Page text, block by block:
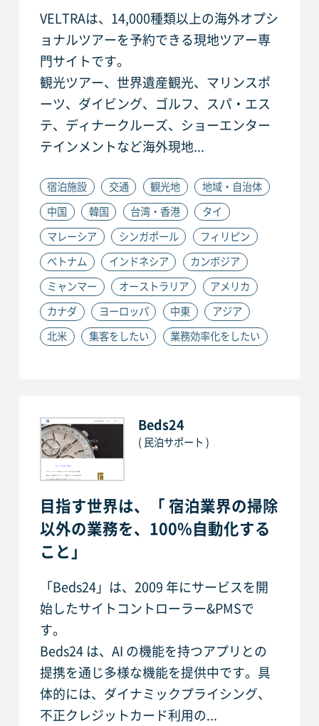
VELTRAは、14,000種類以上の海外オプシ
ョナルツアーを予約できる現地ツアー専
門サイトです。
観光ツアー、世界遺産観光、マリンスポ
ーツ、ダイビング、ゴルフ、スパ・エス
テ、ディナークルーズ、ショーエンター
テインメントなど海外現地...
宿泊施設 交通 観光地 地域・自治体
中国 韓国 台湾・香港 タイ
マレーシア シンガポール フィリピン
ベトナム インドネシア カンボジア
ミャンマー オーストラリア アメリカ
カナダ ヨーロッパ 中東 アジア
北米 集客をしたい 業務効率化をしたい
Beds24
( 民泊サポート )
目指す世界は、「 宿泊業界の掃除
以外の業務を、100%自動化する
こと」
「Beds24」は、2009 年にサービスを開
始したサイトコントローラー&PMSで
す。
Beds24 は、AI の機能を持つアプリとの
提携を通じ多様な機能を提供中です。具
体的には、ダイナミックプライシング、
不正クレジットカード利用の...